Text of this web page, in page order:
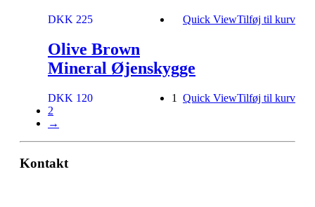
DKK 225 Tilføj til kurv
Quick View
Olive Brown
Mineral Øjenskygge
DKK 120 Tilføj til kurv
Quick View
1
2
→
Kontakt